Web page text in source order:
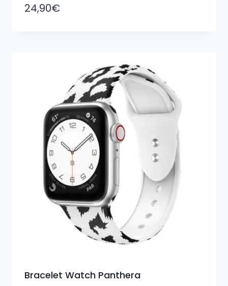
24,90€
Bracelet Watch Panthera